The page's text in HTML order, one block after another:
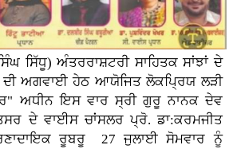
ਸਿੱਧੂ) ਅੰਤਰਰਾਸ਼ਟਰੀ ਸਾਹਿਤਕ ਸਾਂਝਾਂ ਦੇ
ਦੀ ਅਗਵਾਈ ਹੇਠ ਆਯੋਜਿਤ ਲੋਕਪ੍ਰਿਯ ਲੜੀ
ਅਧੀਨ ਇਸ ਵਾਰ ਸ੍ਰੀ ਗੁਰੂ ਨਾਨਕ ਦੇਵ
ਦੇ ਵਾਈਸ ਚਾਂਸਲਰ ਪ੍ਰੋ. ਡਾ:ਕਰਮਜੀਤ
ਰੂਬਰੂ 27 ਜੁਲਾਈ ਸੋਮਵਾਰ ਨੂੰ